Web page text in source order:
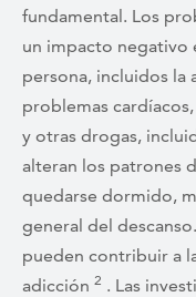
fundamental. Los
un impacto negativo
persona, incluidos la
problemas
y otras drogas,
alteran los patrones
quedarse dormido,
general del
pueden contribuir a
adicción 2 . Las